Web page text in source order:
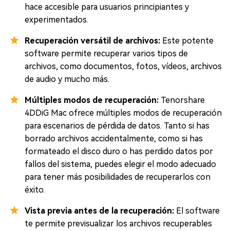
hace accesible para usuarios principiantes y
experimentados.
Recuperación versátil de archivos: Este potente
software permite recuperar varios tipos de
archivos, como documentos, fotos, vídeos, archivos
de audio y mucho más.
Múltiples modos de recuperación: Tenorshare
4DDiG Mac ofrece múltiples modos de recuperación
para escenarios de pérdida de datos. Tanto si has
borrado archivos accidentalmente, como si has
formateado el disco duro o has perdido datos por
fallos del sistema, puedes elegir el modo adecuado
para tener más posibilidades de recuperarlos con
éxito.
Vista previa antes de la recuperación: El software
te permite previsualizar los archivos recuperables